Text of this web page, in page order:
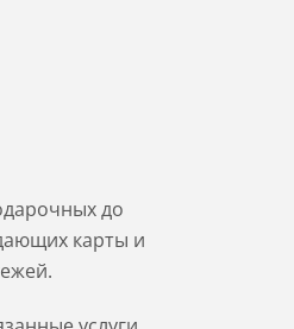
до
карты и